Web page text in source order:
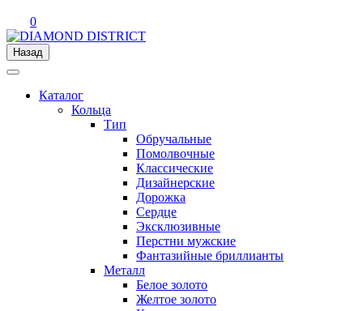
0
Назад
Каталог
Кольца
Тип
Обручальные
Помолвочные
Классические
Дизайнерские
Дорожка
Сердце
Эксклюзивные
Перстни мужские
Фантазийные бриллианты
Металл
Белое золото
Желтое золото